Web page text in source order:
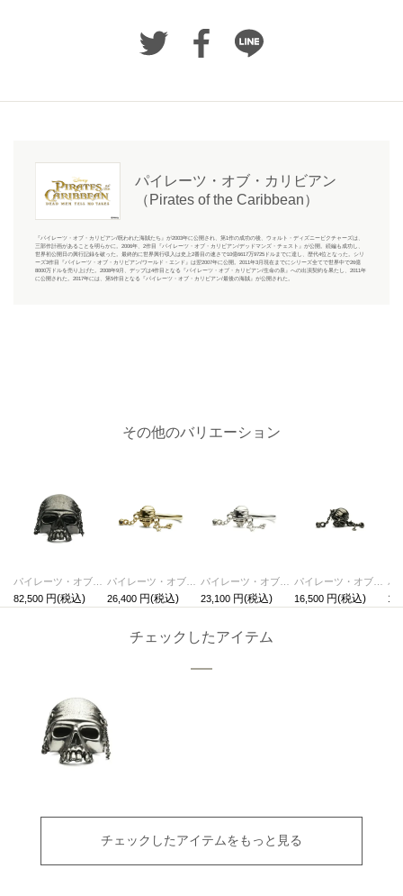
パイレーツ・オブ・カリビアン
（Pirates of the Caribbean）
『パイレーツ・オブ・カリビアン/呪われた海賊たち』が2003年に公開され、第1作の成功の後、ウォルト・ディズニーピクチャーズは、
三部作計画があることを明らかに。2006年、2作目『パイレーツ・オブ・カリビアン/デッドマンズ・チェスト』が公開。続編も成功し、
世界初公開日の興行記録を破った。最終的に世界興行収入は史上2番目の速さで10億6617万9725ドルまでに達し、歴代4位となった。シリ
ーズ3作目『パイレーツ・オブ・カリビアン/ワールド・エンド』は翌2007年に公開。2011年3月現在までにシリーズ全てで世界中で26億
8000万ドルを売り上げた。2008年9月、デップは4作目となる『パイレーツ・オブ・カリビアン/生命の泉』への出演契約を果たし、2011年
に公開された。2017年には、第5作目となる『パイレーツ・オブ・カリビアン/最後の海賊』が公開された。
その他のバリエーション
パイレーツ・オブ・カリビアン/ワールド・エンドスカルリングM-ブラック/指輪
82,500
パイレーツ・オブ・カリビアン/ワールド・エンドスカルリングS-ゴールド/指輪
26,400
パイレーツ・オブ・カリビアン/ワールド・エンドスカルリングS-シルバー/指輪
23,100
パイレーツ・オブ・カリビアン/ワールド・エンドスカルピアス-ブラック/片耳
16,500
チェックしたアイテム
チェックしたアイテムをもっと見る